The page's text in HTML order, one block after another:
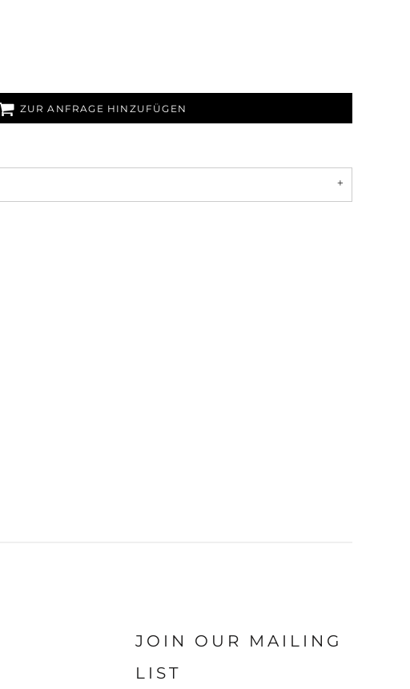
ZUR ANFRAGE HINZUFÜGEN
JOIN OUR MAILING
LIST